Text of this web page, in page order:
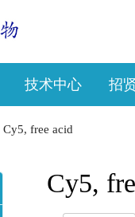
技术中心 招
Cy5, free acid
Cy5,